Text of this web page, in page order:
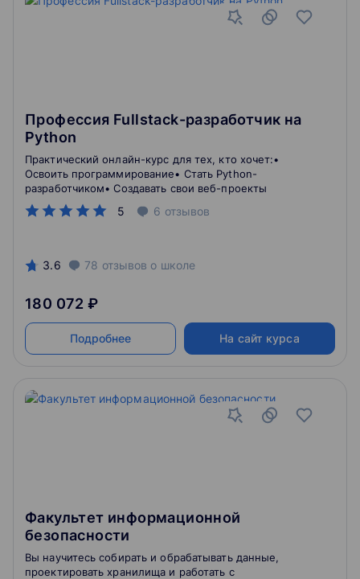
Профессия Fullstack-разработчик на
Python
5 6 отзывов
Практический онлайн-курс для тех, кто хочет:•
Освоить программирование• Стать Python-
разработчиком• Создавать свои веб-проекты
3.6 78 отзывов о школе
180 072 ₽
Подробнее На сайт курса
Факультет информационной
безопасности
Вы научитесь собирать и обрабатывать данные,
проектировать хранилища и работать с